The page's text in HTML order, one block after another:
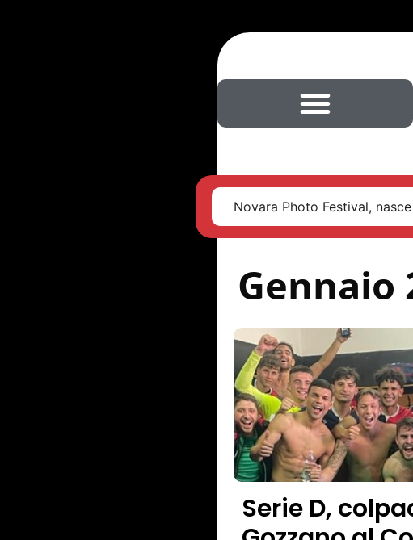
Novara Photo Festival,
Gennaio
Serie D,